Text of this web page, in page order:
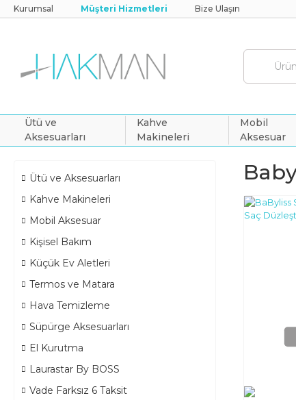
Kurumsal Müşteri Hizmetleri Bize Ulaşın
Ütü ve
Aksesuarları
Kahve
Makineleri
Mobil
Aksesuar
Ütü ve Aksesuarları
Kahve Makineleri
Mobil Aksesuar
Kişisel Bakım
Küçük Ev Aletleri
Termos ve Matara
Hava Temizleme
Süpürge Aksesuarları
El Kurutma
Laurastar By BOSS
Vade Farksız 6 Taksit